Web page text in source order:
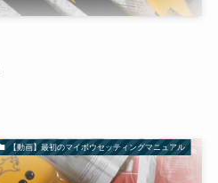
【動画】最初のマイボウセッティングマニュアル